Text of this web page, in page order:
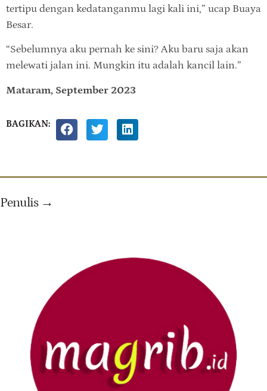
tertipu dengan kedatanganmu lagi kali ini,” ucap Buaya
Besar.
“Sebelumnya aku pernah ke sini? Aku baru saja akan
melewati jalan ini. Mungkin itu adalah kancil lain.”
Mataram, September 2023
BAGIKAN:
Penulis →